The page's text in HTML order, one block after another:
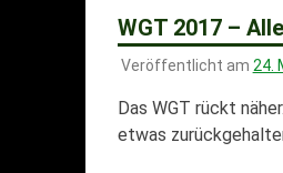
WGT 2017 –
Veröffentlicht am 24.
Das WGT rückt
etwas